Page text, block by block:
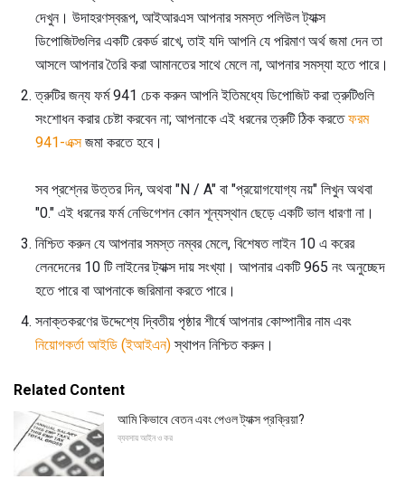
দেখুন। উদাহরণস্বরূপ, আইআরএস আপনার সমস্ত পলিউল ট্যাক্স
ডিপোজিটগুলির একটি রেকর্ড রাখে, তাই যদি আপনি যে পরিমাণ অর্থ জমা দেন তা
আসলে আপনার তৈরি করা আমানতের সাথে মেলে না, আপনার সমস্যা হতে পারে।
ত্রুটির জন্য ফর্ম 941 চেক করুন আপনি ইতিমধ্যে ডিপোজিট করা ত্রুটিগুলি
সংশোধন করার চেষ্টা করবেন না; আপনাকে এই ধরনের ত্রুটি ঠিক করতেফরম
941-এক্সজমা করতে হবে।
সব প্রশ্নের উত্তর দিন, অথবা "N / A" বা "প্রয়োগযোগ্য নয়" লিখুন অথবা
"0." এই ধরনের ফর্ম নেভিগেশন কোন শূন্যস্থান ছেড়ে একটি ভাল ধারণা না।
নিশ্চিত করুন যে আপনার সমস্ত নম্বর মেলে, বিশেষত লাইন 10 এ করের
লেনদেনের 10 টি লাইনের ট্যাক্স দায় সংখ্যা। আপনার একটি 965 নং অনুচ্ছেদ
হতে পারে বা আপনাকে জরিমানা করতে পারে।
সনাক্তকরণের উদ্দেশ্যে দ্বিতীয় পৃষ্ঠার শীর্ষে আপনার কোম্পানীর নাম এবং
নিয়োগকর্তা আইডি (ইআইএন)স্থাপন নিশ্চিত করুন।
Related Content
আমি কিভাবে বেতন এবং পেওল ট্যাক্স প্রক্রিয়া?
ব্যবসায় আইন ও কর